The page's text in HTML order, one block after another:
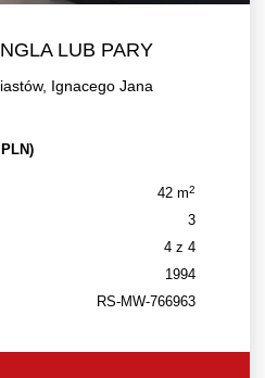
LUB PARY
Ignacego Jana
42 m2
3
4 z 4
1994
RS-MW-766963